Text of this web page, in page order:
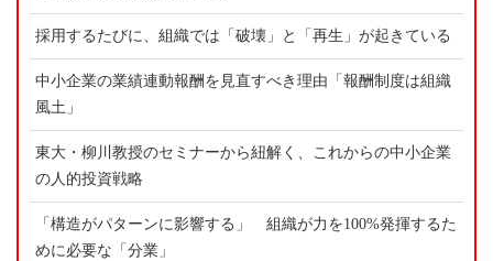
採用するたびに、組織では「破壊」と「再生」が起きている
中小企業の業績連動報酬を見直すべき理由「報酬制度は組織
風土」
東大・柳川教授のセミナーから紐解く、これからの中小企業
の人的投資戦略
「構造がパターンに影響する」 組織が力を100%発揮するた
めに必要な「分業」